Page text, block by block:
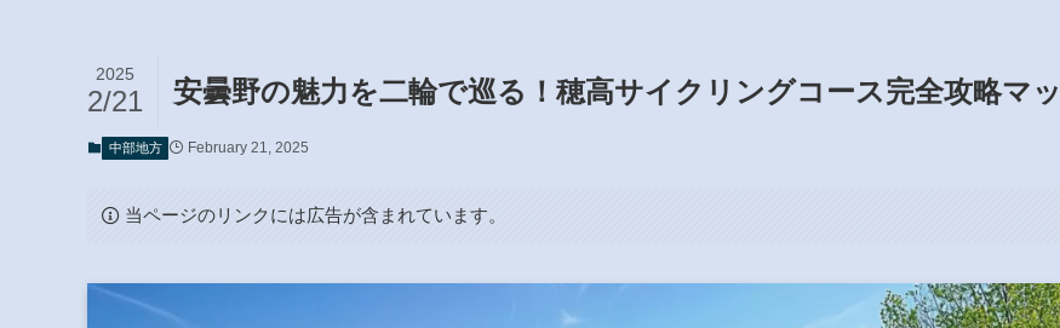
安曇野の魅力を二輪で巡る！穂高サイクリングコース完全攻略マ
2025
2/21
中部地方 February 21, 2025
当ページのリンクには広告が含まれています。